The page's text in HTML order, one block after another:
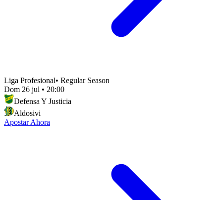
Liga Profesional• Regular Season
Dom 26 jul • 20:00
Defensa Y Justicia
Aldosivi
Apostar Ahora